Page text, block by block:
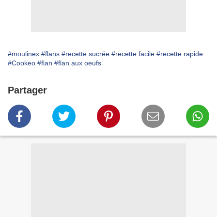
#moulinex #flans #recette sucrée #recette facile #recette rapide
#Cookeo #flan #flan aux oeufs
Partager